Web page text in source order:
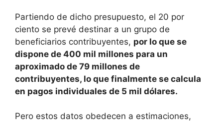
Partiendo de dicho presupuesto, el 20 por
ciento se prevé destinar a un grupo de
beneficiarios contribuyentes, por lo que se
dispone de 400 mil millones para un
aproximado de 79 millones de
contribuyentes, lo que finalmente se calcula
en pagos individuales de 5 mil dólares.
Pero estos datos obedecen a estimaciones,